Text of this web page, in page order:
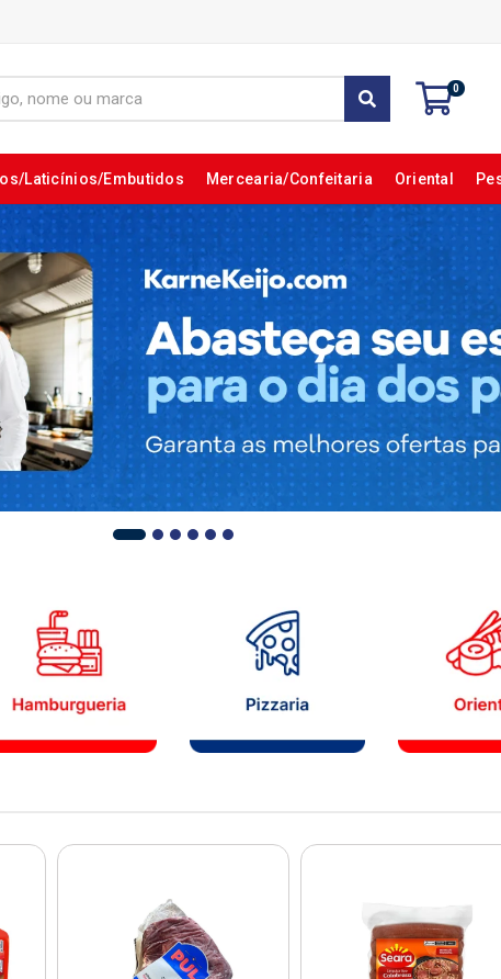
0
Laticínios/Embutidos Mercearia/Confeitaria Oriental